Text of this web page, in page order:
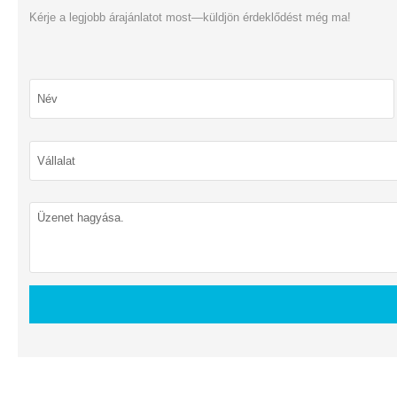
Kérje a legjobb árajánlatot most—küldjön érdeklődést még ma!